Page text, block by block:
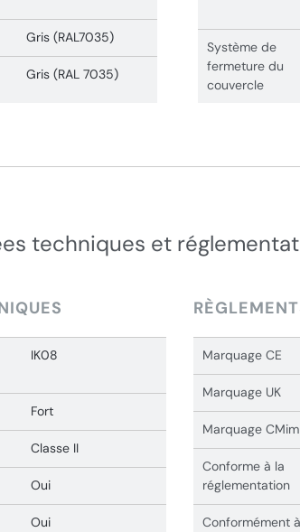
Gris (RAL7035)
Gris (RAL 7035)
Système de
fermeture du
couvercle
techniques et
IK08
Fort
Classe II
Oui
Oui
Marquage CE
Marquage UK
Marquage CMim
Conforme à la
réglementation
Conformément